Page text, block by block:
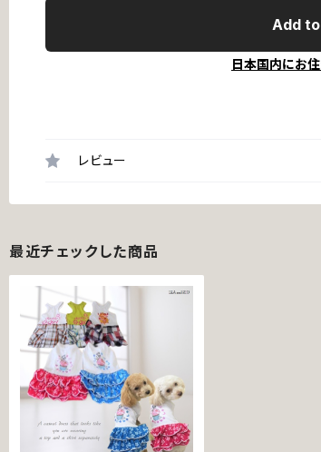
Add
日本国内にお
レビュー
最近チェックした商品